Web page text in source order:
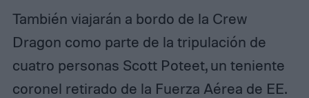
También viajarán a bordo de la Crew
Dragon como parte de la tripulación de
cuatro personas Scott Poteet, un teniente
coronel retirado de la Fuerza Aérea de EE.